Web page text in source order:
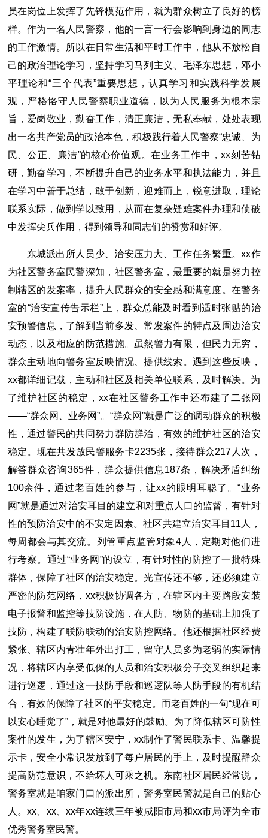
员在岗位上发挥了先锋模范作用，就为群众树立了良好的榜
样。作为一名人民警察，他的一言一行会影响到身边的同志
的工作激情。所以在日常生活和平时工作中，他从不放松自
己的政治理论学习，坚持学习马列主义、毛泽东思想，邓小
平理论和“三个代表”重要思想，认真学习和实践科学发展
观，严格恪守人民警察职业道德，以为人民服务为根本宗
旨，爱岗敬业，勤奋工作，清正廉洁，无私奉献，处处表现
出一名共产党员的政治本色，积极践行着人民警察“忠诚、为
民、公正、廉洁”的核心价值观。在业务工作中，xx刻苦钻
研，勤奋学习，不断提升自己的业务水平和执法能力，并且
在学习中善于总结，敢于创新，迎难而上，锐意进取，理论
联系实际，做到学以致用，从而在复杂疑难案件办理和侦破
中发挥尖兵作用，得到领导和同志们的赞赏和好评。
东城派出所人员少、治安压力大、工作任务繁重。xx作
为社区警务室民警深知，社区警务室，最重要的就是努力控
制辖区的发案率，提升人民群众的安全感和满意度。在警务
室的“治安宣传告示栏”上，群众总能及时看到适时张贴的治
安预警信息，了解到当前多发、常发案件的特点及周边治安
动态，以及相应的防范措施。虽然警力有限，但民力无穷，
群众主动地向警务室反映情况、提供线索。遇到这些反映，
xx都详细记载，主动和社区及相关单位联系，及时解决。为
了维护社区的稳定，xx在社区警务工作中还布建了二张网
――“群众网、业务网”。“群众网”就是广泛的调动群众的积极
性，通过警民的共同努力群防群治，有效的维护社区的治安
稳定。现在共发放民警服务卡2235张，接待群众217人次，
解答群众咨询365件，群众提供信息187条，解决矛盾纠纷
100余件，通过老百姓的参与，让xx的眼明耳聪了。“业务
网”就是通过对治安耳目的建立和对重点人口的监督，有针对
性的预防治安中的不安定因素。社区共建立治安耳目11人，
每周都会与其交流。列管重点监管对象4人，定期对他们进
行考察。通过“业务网”的设立，有针对性的防控了一批特殊
群体，保障了社区的治安稳定。光宣传还不够，还必须建立
严密的防范网络，xx积极协调各方，在辖区内主要路段安装
电子报警和监控等技防设施，在人防、物防的基础上加强了
技防，构建了联防联动的治安防控网络。他还根据社区经费
紧张、辖区内青壮年外出打工，留守人员多为老弱的实际情
况，将辖区内享受低保的人员和治安积极分子交叉组织起来
进行巡逻，通过这一技防手段和巡逻队等人防手段的有机结
合，有效的保障了社区的平安稳定。而老百姓的一句“现在可
以安心睡觉了”，就是对他最好的鼓励。为了降低辖区可防性
案件的发生，为了辖区安宁，xx制作了警民联系卡、温馨提
示卡，安全小常识发放到了每户居民的手上，及时提醒群众
提高防范意识，不给坏人可乘之机。东南社区居民经常说，
警务室就是咱家门口的派出所，警务室民警就是自己的贴心
人。xx、xx、xx年xx连续三年被咸阳市局和xx市局评为全市
优秀警务室民警。